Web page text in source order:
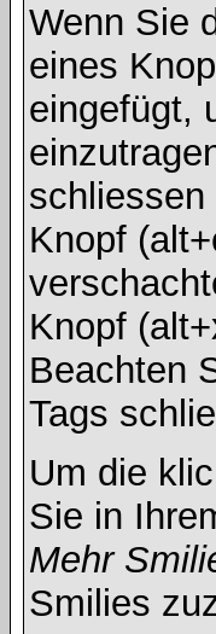
Wenn Sie
eines
eingefügt,
Knopf
Knopf
Beachten
Tags
Um die
Sie in
Mehr
Smilies